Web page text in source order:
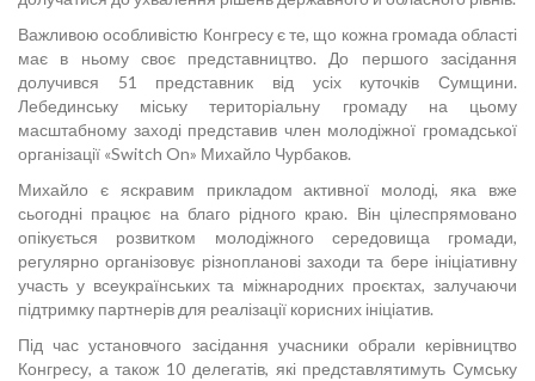
Важливою особливістю Конгресу є те, що кожна громада області
має в ньому своє представництво. До першого засідання
долучився 51 представник від усіх куточків Сумщини.
Лебединську міську територіальну громаду на цьому
масштабному заході представив член молодіжної громадської
організації «Switch On» Михайло Чурбаков.
Михайло є яскравим прикладом активної молоді, яка вже
сьогодні працює на благо рідного краю. Він цілеспрямовано
опікується розвитком молодіжного середовища громади,
регулярно організовує різнопланові заходи та бере ініціативну
участь у всеукраїнських та міжнародних проєктах, залучаючи
підтримку партнерів для реалізації корисних ініціатив.
Під час установчого засідання учасники обрали керівництво
Конгресу, а також 10 делегатів, які представлятимуть Сумську